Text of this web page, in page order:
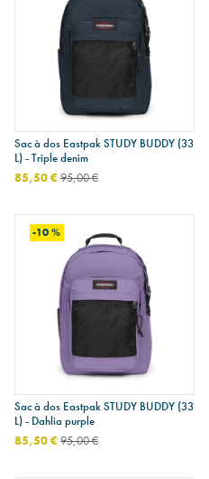
Sac à dos Eastpak STUDY BUDDY (33
L) - Triple denim
85,50 €95,00 €
-10 %
Sac à dos Eastpak STUDY BUDDY (33
L) - Dahlia purple
85,50 €95,00 €